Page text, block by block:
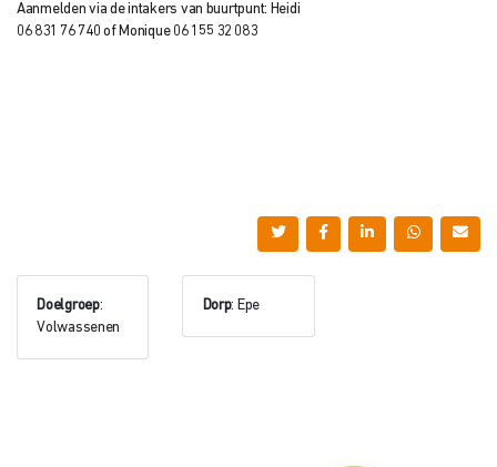
Aanmelden via de intakers van buurtpunt: Heidi
06 831 76 740 of Monique 06 155 32 083
Doelgroep:
Volwassenen
Dorp: Epe